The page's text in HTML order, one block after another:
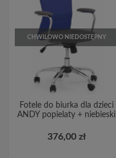
CHWILOWO NIEDOSTĘPNY
Fotele do biurka dla dzieci
ANDY popielaty + niebieski
376,00 zł